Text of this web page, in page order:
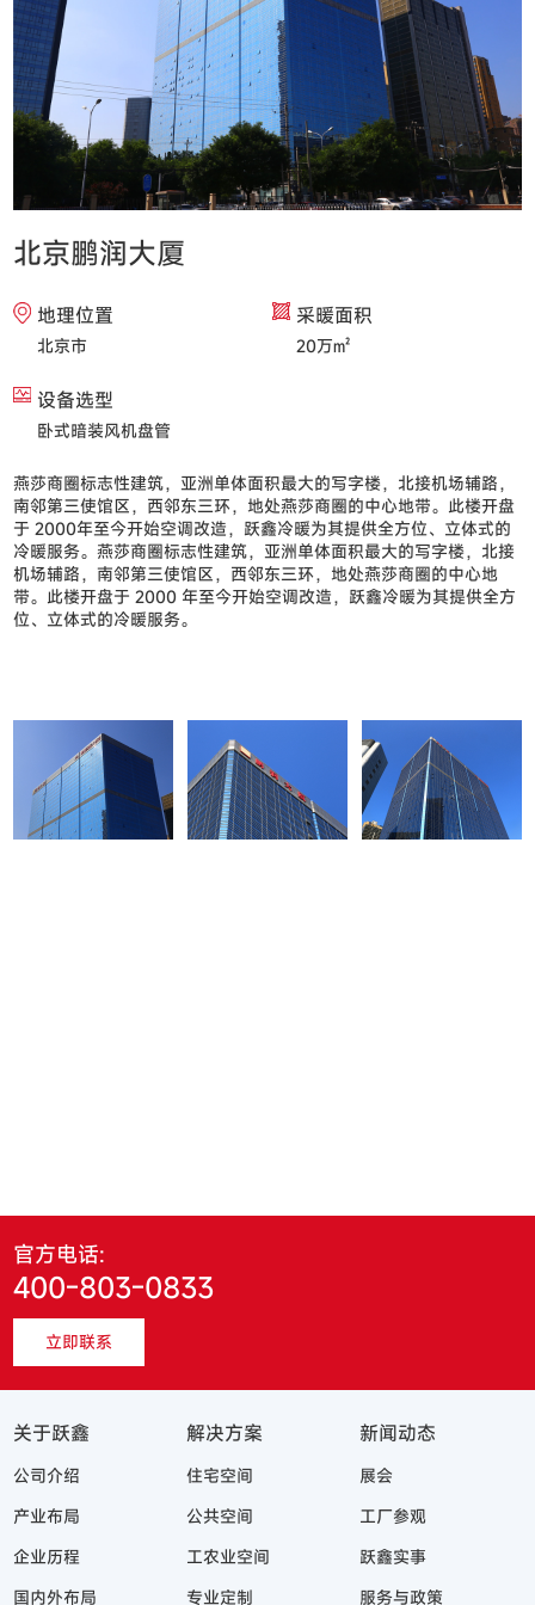
北京鹏润大厦
地理位置
北京市
采暖面积
20万㎡
设备选型
卧式暗装风机盘管
燕莎商圈标志性建筑，亚洲单体面积最大的写字楼，北接机场辅路，
南邻第三使馆区，西邻东三环，地处燕莎商圈的中心地带。此楼开盘
于 2000年至今开始空调改造，跃鑫冷暖为其提供全方位、立体式的
冷暖服务。燕莎商圈标志性建筑，亚洲单体面积最大的写字楼，北接
机场辅路，南邻第三使馆区，西邻东三环，地处燕莎商圈的中心地
带。此楼开盘于 2000 年至今开始空调改造，跃鑫冷暖为其提供全方
位、立体式的冷暖服务。
官方电话:
400-803-0833
立即联系
关于跃鑫
公司介绍
产业布局
企业历程
国内外布局
解决方案
住宅空间
公共空间
工农业空间
专业定制
新闻动态
展会
工厂参观
跃鑫实事
服务与政策